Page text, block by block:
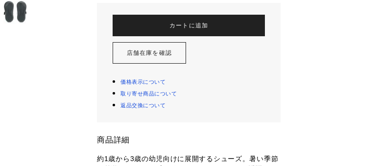
カートに追加
店舗在庫を確認
価格表示について
取り寄せ商品について
返品交換について
商品詳細
約1歳から3歳の幼児向けに展開するシューズ。暑い季節